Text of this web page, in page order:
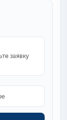
заявку